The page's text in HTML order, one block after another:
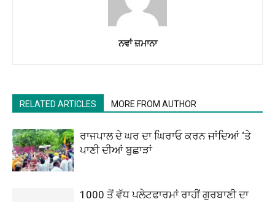
ਨਵਾਂ ਜ਼ਮਾਨਾ
RELATED ARTICLES MORE FROM AUTHOR
ਰਾਜਪਾਲ ਦੇ ਘਰ ਦਾ ਘਿਰਾਓ ਕਰਨ ਜਾਂਦਿਆਂ ‘ਤੇ
ਪਾਣੀ ਦੀਆਂ ਬੁਛਾੜਾਂ
1000 ਤੋਂ ਵੱਧ ਪਲੇਟਫਾਰਮਾਂ ਰਾਹੀਂ ਗੁਰਬਾਣੀ ਦਾ